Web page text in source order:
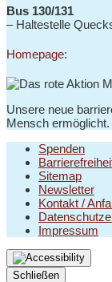
Bus 130/131
– Haltestelle
Homepage:
Unsere neue
Mensch ermöglicht.
Spenden
Sitemap
Newsletter
Kontakt /
Impressum
Schließen